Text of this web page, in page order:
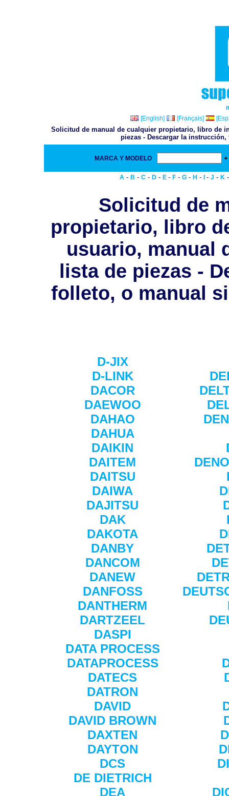
[English]
[Français]
Solicitud de manual de cualquier propietario, libro de
piezas - Descargar la
MARCA Y MODELO +
A - B - C - D - E - F - G - H - - J - K
Solicitud de
propietario, libro
usuario, manual
lista de piezas -
folleto, o manual
D-JIX
D-LINK
DACOR
DAEWOO
DAHAO
DAHUA
DAIKIN
DAITEM
DAITSU
DAIWA
DAJITSU
DAK
DAKOTA
DANBY
DANCOM
DANEW
DANFOSS
DANTHERM
DARTZEEL
DASPI
DATA PROCESS
DATAPROCESS
DATECS
DATRON
DAVID
DAVID BROWN
DAXTEN
DAYTON
DCS
DE DIETRICH
DEA